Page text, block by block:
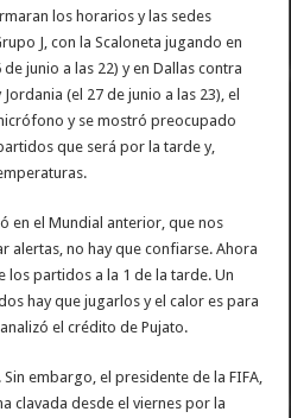
los horarios y las sedes
J, con la Scaloneta jugando en
junio a las 22) y en Dallas contra
(el 27 de junio a las 23), el
y se mostró preocupado
que será por la tarde y,
en el Mundial anterior, que nos
alertas, no hay que confiarse. Ahora
los partidos a la 1 de la tarde. Un
hay que jugarlos y el calor es para
el crédito de Pujato.
embargo, el presidente de la FIFA,
clavada desde el viernes por la